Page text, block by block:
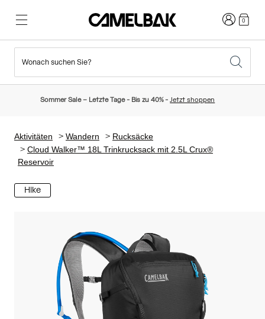
Highlights
Neuigkeiten
Trinkwesten
Flaschen
Becher & Travel Mugs
Gürtel & Hüfttaschen
Radfahren
Wandern
Reisen & Lifestyle
Blog
Weg mit Wegwerfartikel
Unsere Partner
Anmelden
0
Wonach suchen Sie?
Sommer Sale – Letzte Tage - Bis zu 40% -Jetzt shoppen
Aktivitäten Wandern
Rucksäcke
Cloud Walker™ 18L Trinkrucksack mit 2.5L Crux®
Reservoir
Hike